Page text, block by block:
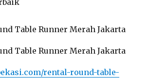
rental-round-table-